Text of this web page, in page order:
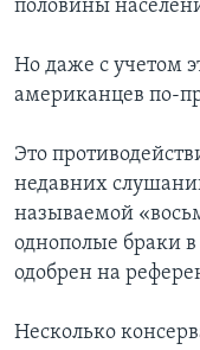
половины
Но даже с учетом
американцев по-
Это
недавних
называемой
однополые браки
одобрен на
Несколько